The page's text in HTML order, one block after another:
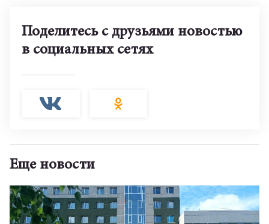
Поделитесь с друзьями новостью
в социальных сетях
Еще новости